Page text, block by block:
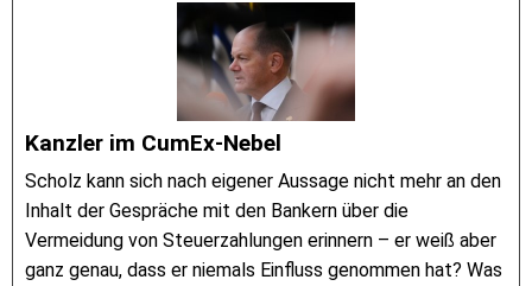
Kanzler im CumEx-Nebel
Scholz kann sich nach eigener Aussage nicht mehr an den
Inhalt der Gespräche mit den Bankern über die
Vermeidung von Steuerzahlungen erinnern – er weiß aber
ganz genau, dass er niemals Einfluss genommen hat? Was